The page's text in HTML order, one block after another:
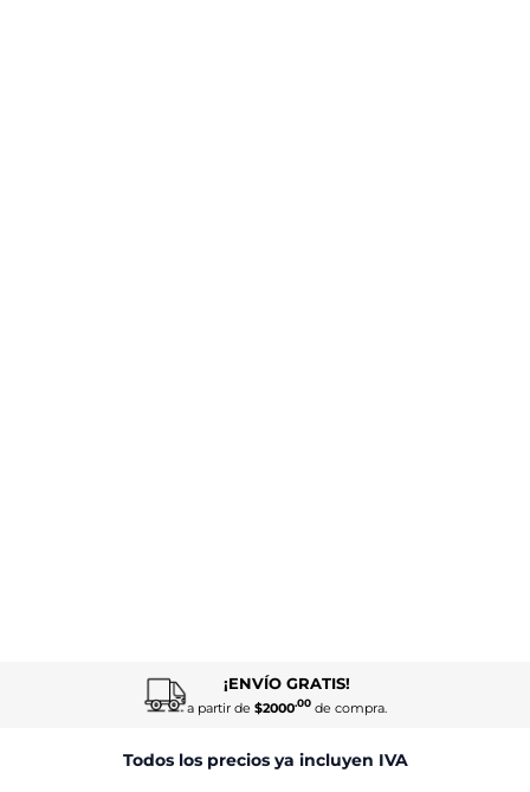
¡ENVÍO GRATIS!
a partir de $2000.00de compra.
Todos los precios ya incluyen IVA